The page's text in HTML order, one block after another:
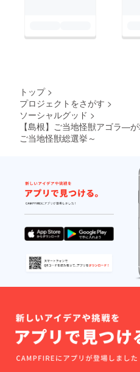
トップ >
プロジェクトをさがす >
ソーシャルグッド >
【島根】ご当地怪獣アゴラ―
ご当地怪獣総選挙～